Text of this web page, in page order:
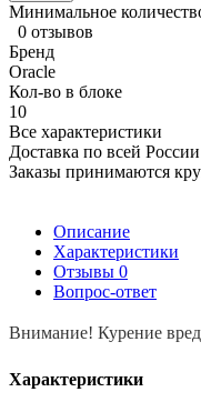
Минимальное
0 отзывов
Бренд
Oracle
Кол-во в блоке
10
Все характеристики
Доставка по всей
Заказы принимаются
Описание
Характеристики
Отзывы 0
Вопрос-ответ
Внимание! Курение
Характеристики